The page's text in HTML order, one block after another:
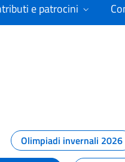
e patrocini
Olimpiadi invernali 2026